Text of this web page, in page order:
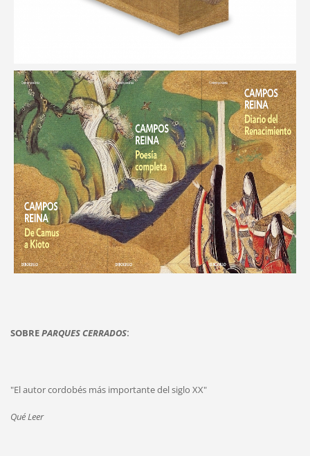
SOBREPARQUES CERRADOS:
"El autor cordobés más importante del siglo XX"
Qué Leer